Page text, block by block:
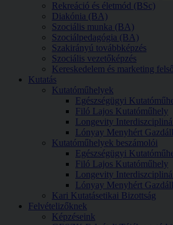
Rekreáció és életmód (BSc)
Diakónia (BA)
Szociális munka (BA)
Szociálpedagógia (BA)
Szakirányú továbbképzés
Szociális vezetőképzés
Kereskedelem és marketing
Kutatás
Kutatóműhelyek
Egészségügyi
Filó Lajos Kutatóműhely
Longevity
Lónyay Menyhért
Kutatóműhelyek beszámolói
Egészségügyi
Filó Lajos Kutatóműhely
Longevity
Lónyay Menyhért
Kari Kutatásetikai Bizottság
Felvételizőknek
Képzéseink